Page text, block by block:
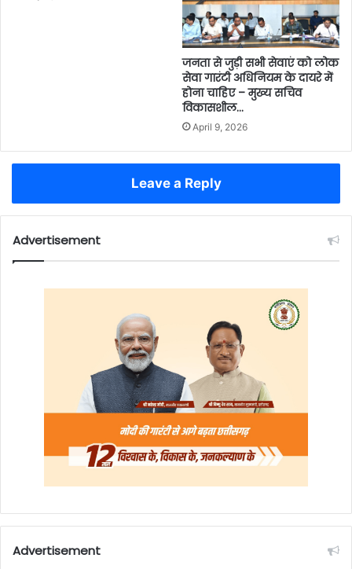
जनता से जुड़ी सभी सेवाएं को लोक
सेवा गारंटी अधिनियम के दायरे में
होना चाहिए – मुख्य सचिव
विकासशील…
April 9, 2026
Leave a Reply
Advertisement
Advertisement